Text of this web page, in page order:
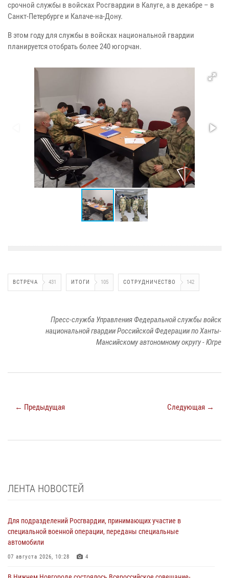
срочной службы в войсках Росгвардии в Калуге, а в декабре – в
Санкт-Петербурге и Калаче-на-Дону.
В этом году для службы в войсках национальной гвардии
планируется отобрать более 240 югорчан.
ВСТРЕЧА 431 ИТОГИ 105 СОТРУДНИЧЕСТВО 142
Пресс-служба Управления Федеральной службы войск
национальной гвардии Российской Федерации по Ханты-
Мансийскому автономному округу - Югре
← Предыдущая Следующая →
ЛЕНТА НОВОСТЕЙ
Для подразделений Росгвардии, принимающих участие в
специальной военной операции, переданы специальные
автомобили
07 августа 2026, 10:28 4